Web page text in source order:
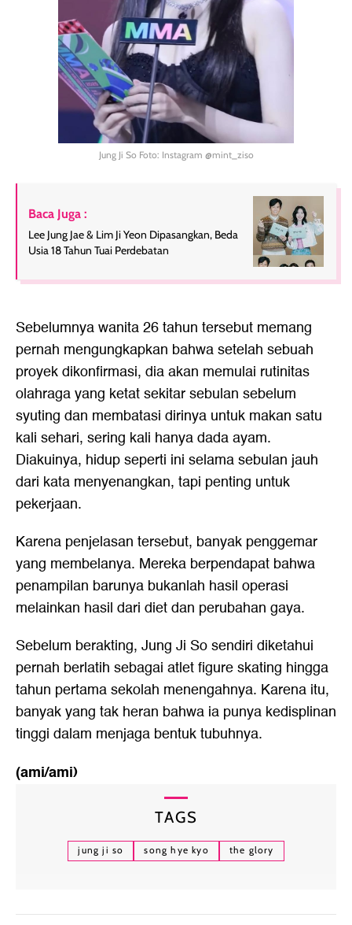
Jung Ji So Foto: Instagram @mint_ziso
Baca Juga :
Lee Jung Jae & Lim Ji Yeon Dipasangkan, Beda
Usia 18 Tahun Tuai Perdebatan
Sebelumnya wanita 26 tahun tersebut memang
pernah mengungkapkan bahwa setelah sebuah
proyek dikonfirmasi, dia akan memulai rutinitas
olahraga yang ketat sekitar sebulan sebelum
syuting dan membatasi dirinya untuk makan satu
kali sehari, sering kali hanya dada ayam.
Diakuinya, hidup seperti ini selama sebulan jauh
dari kata menyenangkan, tapi penting untuk
pekerjaan.
Karena penjelasan tersebut, banyak penggemar
yang membelanya. Mereka berpendapat bahwa
penampilan barunya bukanlah hasil operasi
melainkan hasil dari diet dan perubahan gaya.
Sebelum berakting, Jung Ji So sendiri diketahui
pernah berlatih sebagai atlet figure skating hingga
tahun pertama sekolah menengahnya. Karena itu,
banyak yang tak heran bahwa ia punya kedisplinan
tinggi dalam menjaga bentuk tubuhnya.
(ami/ami)
TAGS
jung ji so song hye kyo the glory